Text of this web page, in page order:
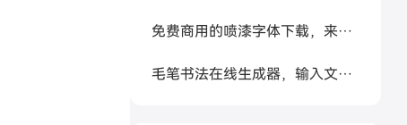
免费商用的喷漆字体下载，来试试让 AI 帮你生成
毛笔书法在线生成器，输入文字秒变书法大家